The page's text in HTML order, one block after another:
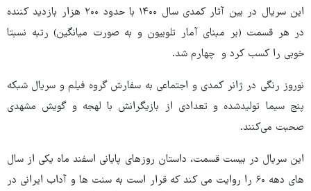
این سریال در بین آثار کمدی سال ۱۴۰۰ با حدود ۲۰۰ هزار بازدید کننده
در هر قسمت (بر مبنای آمار تلوبیون و به صورت میانگین) رتبه نسبتا
خوبی را کسب کرد و چهارم شد.
نوروز رنگی در ژانر کمدی و اجتماعی به سفارش گروه فیلم و سریال شبکه
پنج سیما تولیدشده و تعدادی از بازیگرانش با لهجه و گویش مشهدی
صحبت می‌کنند.
این سریال در بیست قسمت، داستان روزهای پایانی اسفند ماه یکی از سال
‌های دهه ۶۰ را روایت می کند که قرار است به سنت‌ ها و آداب ایرانی در